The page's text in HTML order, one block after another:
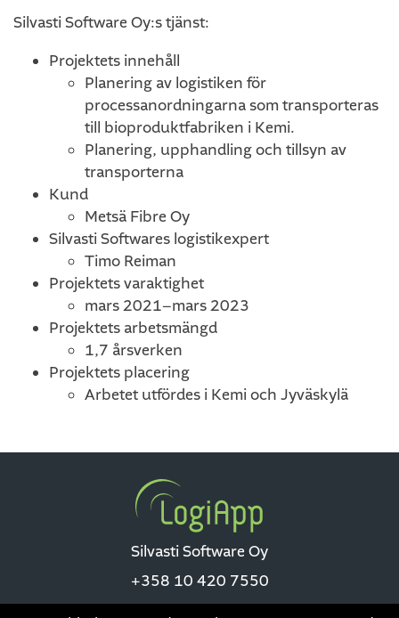
Silvasti Software Oy:s tjänst:
Projektets innehåll
Planering av logistiken för
processanordningarna som transporteras
till bioproduktfabriken i Kemi.
Planering, upphandling och tillsyn av
transporterna
Kund
Metsä Fibre Oy
Silvasti Softwares logistikexpert
Timo Reiman
Projektets varaktighet
mars 2021–mars 2023
Projektets arbetsmängd
1,7 årsverken
Projektets placering
Arbetet utfördes i Kemi och Jyväskylä
Silvasti Software Oy
+358 10 420 7550